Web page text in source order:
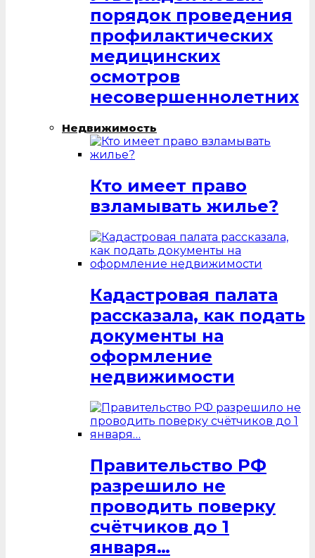
порядок проведения
профилактических
медицинских
осмотров
несовершеннолетних
Недвижимость
Кто имеет право
взламывать жилье?
Кадастровая палата
рассказала, как подать
документы на
оформление
недвижимости
Правительство РФ
разрешило не
проводить поверку
счётчиков до 1
января…